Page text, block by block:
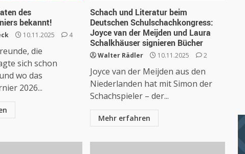
des
bekannt!
10.11.2025 4
die
sich schon
wo das
2026...
Schach und Literatur beim
Deutschen Schulschachkongress:
Joyce van der Meijden und Laura
Schalkhäuser signieren Bücher
Walter Rädler 10.11.2025 2
Joyce van der Meijden aus den
Niederlanden hat mit Simon der
Schachspieler – der...
Mehr erfahren